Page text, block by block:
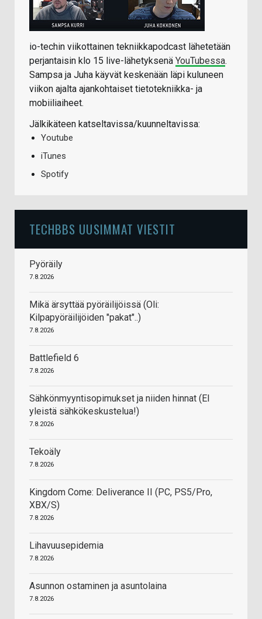
io-techin viikottainen tekniikkapodcast lähetetään
perjantaisin klo 15 live-lähetyksenä YouTubessa.
Sampsa ja Juha käyvät keskenään läpi kuluneen
viikon ajalta ajankohtaiset tietotekniikka- ja
mobiiliaiheet.
Jälkikäteen katseltavissa/kuunneltavissa:
Youtube
iTunes
Spotify
TECHBBS UUSIMMAT VIESTIT
Pyöräily
7.8.2026
Mikä ärsyttää pyöräilijöissä (Oli:
Kilpapyöräilijöiden "pakat"..)
7.8.2026
Battlefield 6
7.8.2026
Sähkönmyyntisopimukset ja niiden hinnat (EI
yleistä sähkökeskustelua!)
7.8.2026
Tekoäly
7.8.2026
Kingdom Come: Deliverance II (PC, PS5/Pro,
XBX/S)
7.8.2026
Lihavuusepidemia
7.8.2026
Asunnon ostaminen ja asuntolaina
7.8.2026